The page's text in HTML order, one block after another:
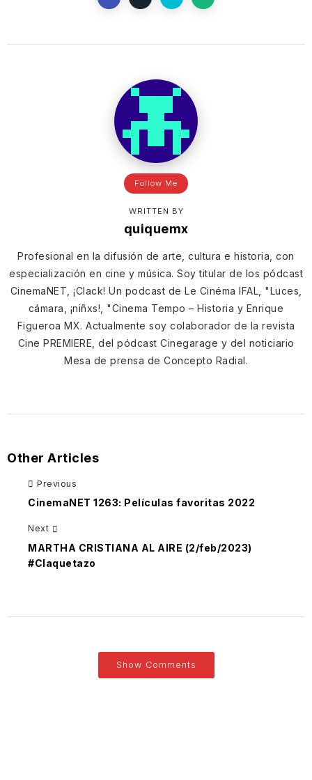
Follow Me
WRITTEN BY
quiquemx
Profesional en la difusión de arte, cultura e historia, con
especialización en cine y música. Soy titular de los pódcast
CinemaNET, ¡Clack! Un podcast de Le Cinéma IFAL, "Luces,
cámara, ¡niñxs!, "Cinema Tempo – Historia y Enrique
Figueroa MX. Actualmente soy colaborador de la revista
Cine PREMIERE, del pódcast Cinegarage y del noticiario
Mesa de prensa de Concepto Radial.
Other Articles
Previous
CinemaNET 1263: Películas favoritas 2022
Next
MARTHA CRISTIANA AL AIRE (2/feb/2023)
#Claquetazo
Show Comments